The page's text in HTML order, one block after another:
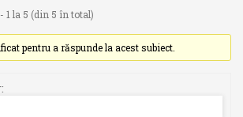
1 la 5 (din 5 în total)
pentru a răspunde la acest subiect.